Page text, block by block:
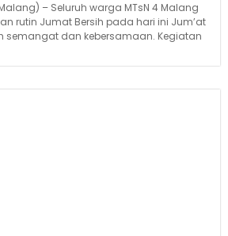
– Seluruh warga MTsN 4 Malang
rutin Jumat Bersih pada hari ini Jum’at
semangat dan kebersamaan. Kegiatan